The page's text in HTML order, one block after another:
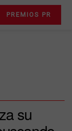
PREMIOS PR
su